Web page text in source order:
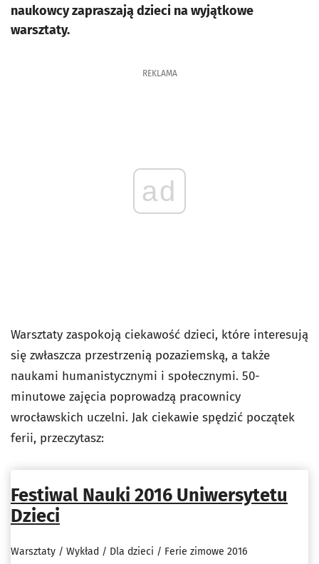
naukowcy zapraszają dzieci na wyjątkowe
warsztaty.
REKLAMA
ad
Warsztaty zaspokoją ciekawość dzieci, które interesują
się zwłaszcza przestrzenią pozaziemską, a także
naukami humanistycznymi i społecznymi. 50-
minutowe zajęcia poprowadzą pracownicy
wrocławskich uczelni. Jak ciekawie spędzić początek
ferii, przeczytasz:
Festiwal Nauki 2016 Uniwersytetu
Dzieci
Warsztaty / Wykład / Dla dzieci / Ferie zimowe 2016